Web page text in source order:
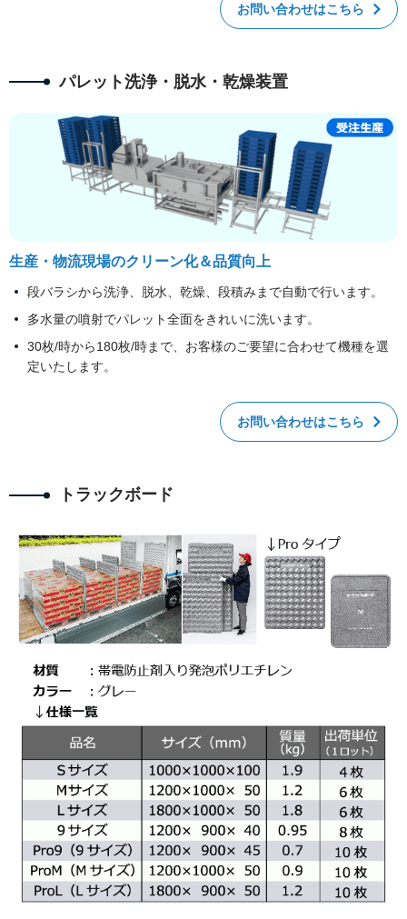
お問い合わせはこちら
パレット洗浄・脱水・乾燥装置
生産・物流現場のクリーン化＆品質向上
段バラシから洗浄、脱水、乾燥、段積みまで自動で行います。
多水量の噴射でパレット全面をきれいに洗います。
30枚/時から180枚/時まで、お客様のご要望に合わせて機種を選
定いたします。
お問い合わせはこちら
トラックボード